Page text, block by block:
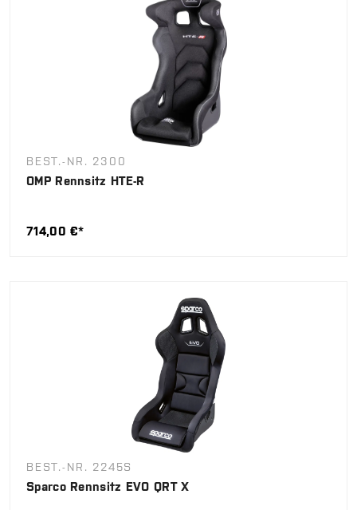
BEST.-NR. 2300
OMP Rennsitz HTE-R
714,00 €*
BEST.-NR. 2245S
Sparco Rennsitz EVO QRT X